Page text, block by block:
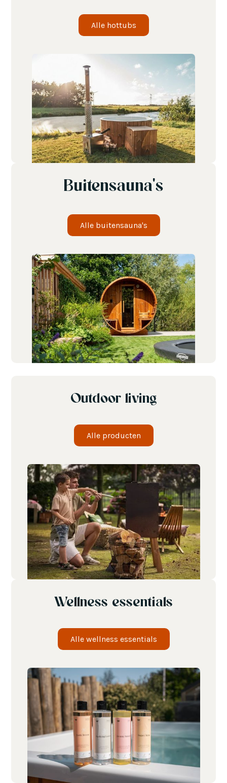
Alle hottubs
Buitensauna's
Alle buitensauna's
Outdoor living
Alle producten
Wellness essentials
Alle wellness essentials